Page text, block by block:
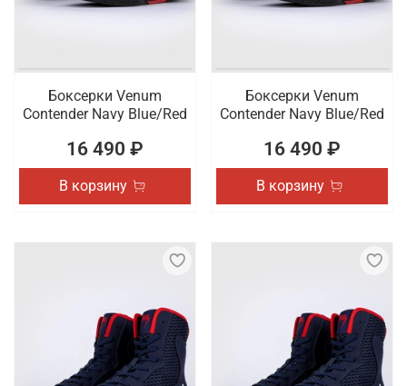
Боксерки Venum
Contender Navy Blue/Red
16 490 ₽
В корзину
Боксерки Venum
Contender Navy Blue/Red
16 490 ₽
В корзину